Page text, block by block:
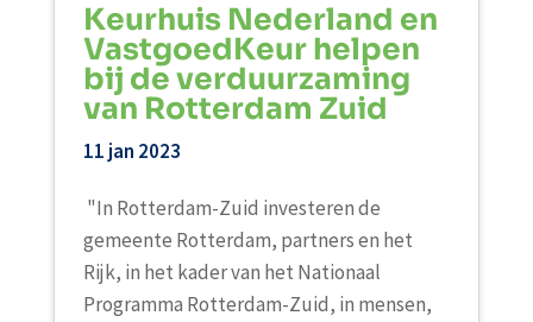
Keurhuis Nederland en
VastgoedKeur helpen
bij de verduurzaming
van Rotterdam Zuid
11 jan 2023
"In Rotterdam-Zuid investeren de
gemeente Rotterdam, partners en het
Rijk, in het kader van het Nationaal
Programma Rotterdam-Zuid, in mensen,